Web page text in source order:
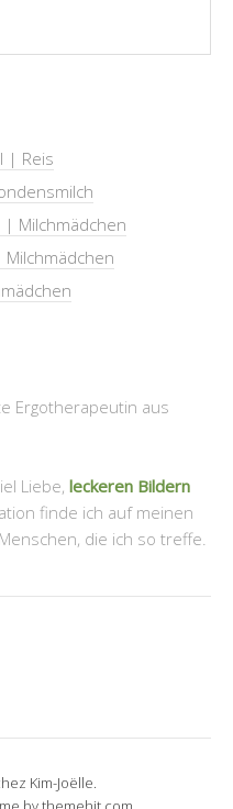
| Reis
Milchmädchen
Ergotherapeutin aus
Liebe, leckeren Bildern
finde ich auf meinen
die ich so treffe.
Kim-Joëlle.